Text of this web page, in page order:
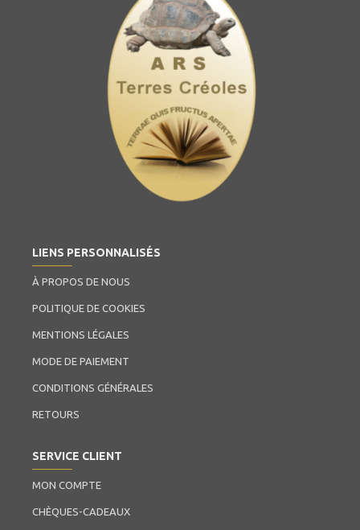
LIENS PERSONNALISÉS
À PROPOS DE NOUS
POLITIQUE DE COOKIES
MENTIONS LÉGALES
MODE DE PAIEMENT
CONDITIONS GÉNÉRALES
RETOURS
SERVICE CLIENT
MON COMPTE
CHÈQUES-CADEAUX